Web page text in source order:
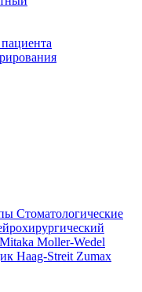
Стоматологические
Mitaka Moller-Wedel
Haag-Streit Zumax